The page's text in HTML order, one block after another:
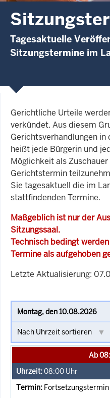
Tagesaktuelle
Sitzungstermine im
Gerichtliche Urteile
verkündet. Aus diesem
Gerichtsverhandlungen
heißt jede Bürgerin und
Möglichkeit als
Gerichtstermin
Sie tagesaktuell die im
stattfindenden Termine.
Maßgeblich ist nur der
Sitzungssaal.
Technisch bedingt
Termine als aufgehoben
Letzte Aktualisierung:
Ab
08:00 Uhr
Fortsetzungstermin